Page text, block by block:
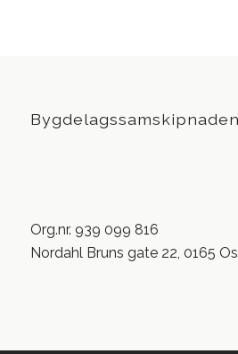
Org.nr. 939 099 816
Nordahl Bruns gate 22, 0165